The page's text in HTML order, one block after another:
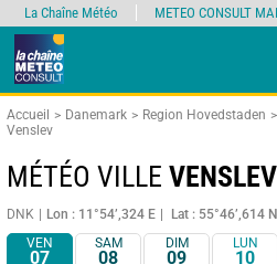
Accueil Danemark Region Hovedstaden
Venslev
MÉTÉO VILLE VENSLEV
DNK Lon : 11°54’,324 E Lat : 55°46’,614 N
VEN
07
SAM
08
DIM
09
LUN
10
La Chaîne Météo METEO CONSULT